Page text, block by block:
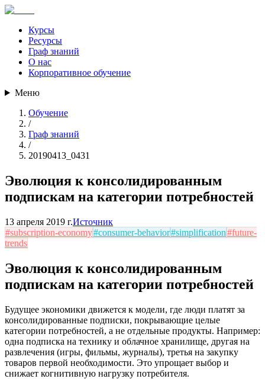
Курсы
Ресурсы
Граф знаний
О нас
Корпоративное обучение
Меню
Обучение
/
Граф знаний
/
20190413_0431
Эволюция к консолидированным
подпискам на категории потребностей
13 апреля 2019 г.Источник
#subscription-economy#consumer-behavior#simplification#future-
trends
Эволюция к консолидированным
подпискам на категории потребностей
Будущее экономики движется к модели, где люди платят за
консолидированные подписки, покрывающие целые
категории потребностей, а не отдельные продукты. Например:
одна подписка на технику и облачное хранилище, другая на
развлечения (игры, фильмы, журналы), третья на закупку
товаров первой необходимости. Это упрощает выбор и
снижает когнитивную нагрузку потребителя.